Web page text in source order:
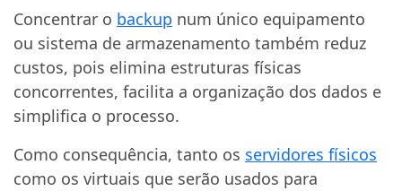
Concentrar o backup num único equipamento
ou sistema de armazenamento também reduz
custos, pois elimina estruturas físicas
concorrentes, facilita a organização dos dados e
simplifica o processo.
Como consequência, tanto os servidores físicos
como os virtuais que serão usados para